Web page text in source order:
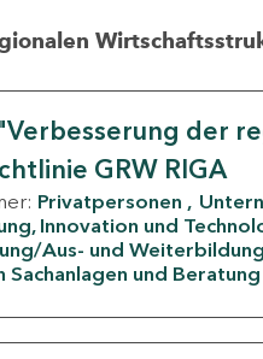
der
GRW RIGA
Privatpersonen
Innovation und
Aus- und
Sachanlagen und Beratung